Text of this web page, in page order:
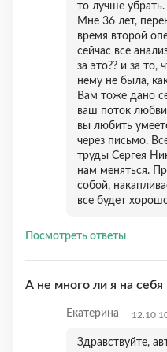
то лучше убрать.
Мне 36 лет,
время второй
сейчас все
за это?? и за то,
нему не была,
Вам тоже дано
ваш поток
вы любить
через письмо.
труды Сергея
нам меняться.
собой,
все будет
Посмотреть ответы
А не много ли я на себя
Екатерина 12.10
Здравствуйте,